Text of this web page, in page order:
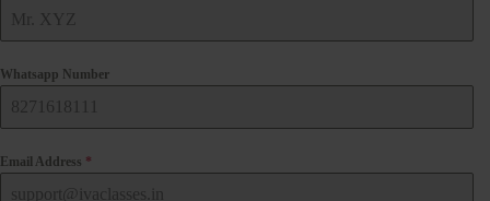
Whatsapp Number
Email Address *